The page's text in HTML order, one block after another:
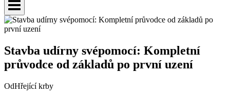
Stavba udírny svépomocí: Kompletní
průvodce od základů po první uzení
OdHřející krby